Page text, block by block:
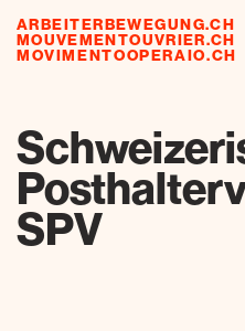
ARBEITERBEWEGUNG.CH
MOUVEMENTOUVRIER.CH
MOVIMENTOOPERAIO.CH
ressources
SPV